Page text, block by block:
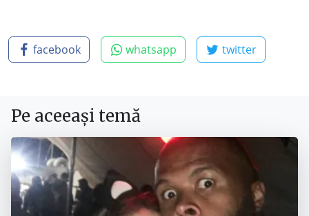
facebook whatsapp twitter
Pe aceeași temă